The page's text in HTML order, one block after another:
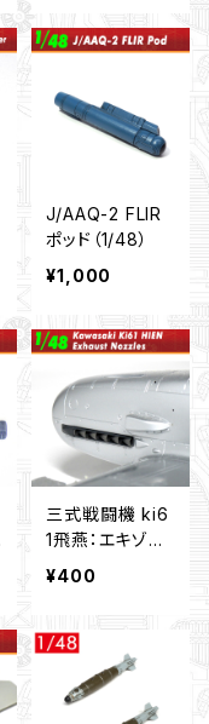
し”（1/48）
J/AAQ-2 FLIR
ポッド（1/48）
¥1,000
三式戦闘機 ki6
1飛燕：エキゾー
ストノズル（1/4
¥400